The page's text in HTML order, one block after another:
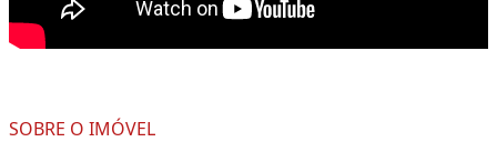
SOBRE O IMÓVEL